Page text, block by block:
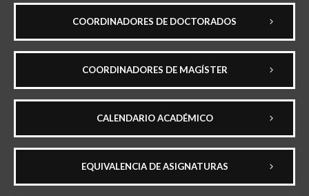
COORDINADORES DE DOCTORADOS
COORDINADORES DE MAGÍSTER
CALENDARIO ACADÉMICO
EQUIVALENCIA DE ASIGNATURAS